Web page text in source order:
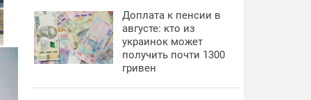
Доплата к пенсии в
августе: кто из
украинок может
получить почти 1300
гривен